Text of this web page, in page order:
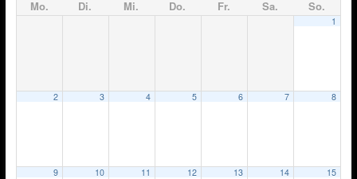
Mo. Di. Mi. Do. Fr. Sa. So.
1
2 3 4 5 6 7 8
9 10 11 12 13 14 15